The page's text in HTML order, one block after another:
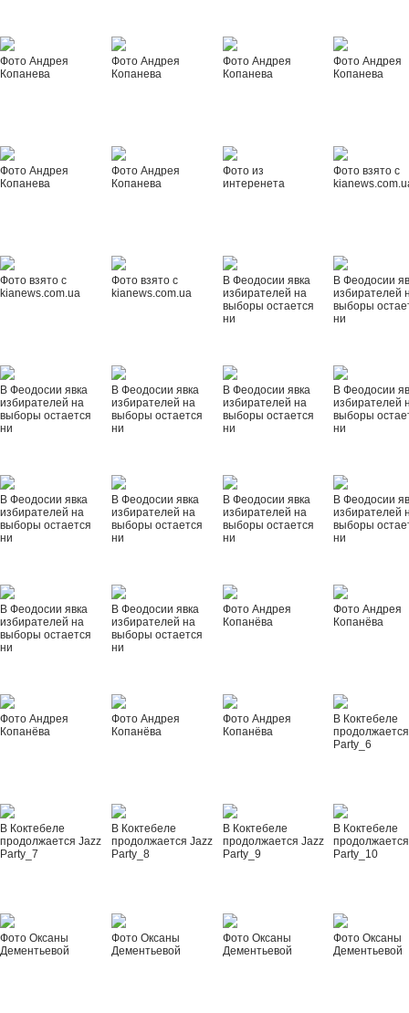
Фото Андрея
Копанева
Фото Андрея
Копанева
Фото Андрея
Копанева
Фото Андрея
Копанева
Фото Андрея
Копанева
Фото Андрея
Копанева
Фото из
интеренета
Фото взято с
Фото взято с
kianews.com.ua
Фото взято с
kianews.com.ua
В Феодосии явка
избирателей на
выборы остается
ни
В Феодосии
избирателей
выборы
ни
В Феодосии явка
избирателей на
выборы остается
ни
В Феодосии явка
избирателей на
выборы остается
ни
В Феодосии явка
избирателей на
выборы остается
ни
В Феодосии
избирателей
выборы
ни
В Феодосии явка
избирателей на
выборы остается
ни
В Феодосии явка
избирателей на
выборы остается
ни
В Феодосии явка
избирателей на
выборы остается
ни
В Феодосии
избирателей
выборы
ни
В Феодосии явка
избирателей на
выборы остается
ни
В Феодосии явка
избирателей на
выборы остается
ни
Фото Андрея
Копанёва
Фото Андрея
Копанёва
Фото Андрея
Копанёва
Фото Андрея
Копанёва
Фото Андрея
Копанёва
В Коктебеле
Party_6
В Коктебеле
продолжается Jazz
Party_7
В Коктебеле
продолжается Jazz
Party_8
В Коктебеле
продолжается Jazz
Party_9
В Коктебеле
Party_10
Фото Оксаны
Дементьевой
Фото Оксаны
Дементьевой
Фото Оксаны
Дементьевой
Фото Оксаны
Дементьевой